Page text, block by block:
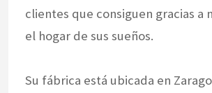
clientes que consiguen gracias a
el hogar de sus sueños.
Su fábrica está ubicada en